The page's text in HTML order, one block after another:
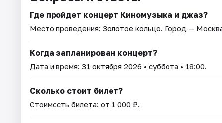
Где пройдет концерт Киномузыка и джаз?
Место проведения: Золотое кольцо. Город —
Когда запланирован концерт?
Дата и время: 31 октября 2026 • суббота • 18:00.
Сколько стоит билет?
Стоимость билета: от 1 000 ₽.